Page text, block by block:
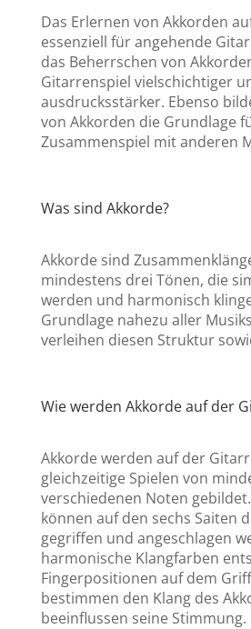
Das Erlernen von Akkorden
essenziell für angehende
das Beherrschen von
Gitarrenspiel vielschichtiger
ausdrucksstärker. Ebenso
von Akkorden die Grundlage
Zusammenspiel mit anderen
Was sind Akkorde?
Akkorde sind
mindestens drei Tönen, die
werden und harmonisch
Grundlage nahezu aller
verleihen diesen Struktur
Wie werden Akkorde auf der
Akkorde werden auf der
gleichzeitige Spielen von
verschiedenen Noten
können auf den sechs Saiten
gegriffen und angeschlagen
harmonische Klangfarben
Fingerpositionen auf dem
bestimmen den Klang des
beeinflussen seine Stimmung.